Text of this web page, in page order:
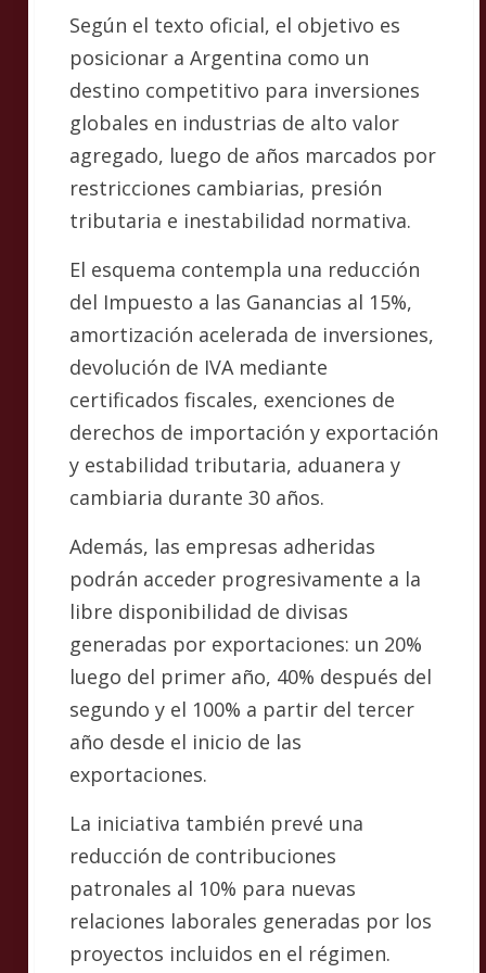
Según el texto oficial, el objetivo es
posicionar a Argentina como un
destino competitivo para inversiones
globales en industrias de alto valor
agregado, luego de años marcados por
restricciones cambiarias, presión
tributaria e inestabilidad normativa.
El esquema contempla una reducción
del Impuesto a las Ganancias al 15%,
amortización acelerada de inversiones,
devolución de IVA mediante
certificados fiscales, exenciones de
derechos de importación y exportación
y estabilidad tributaria, aduanera y
cambiaria durante 30 años.
Además, las empresas adheridas
podrán acceder progresivamente a la
libre disponibilidad de divisas
generadas por exportaciones: un 20%
luego del primer año, 40% después del
segundo y el 100% a partir del tercer
año desde el inicio de las
exportaciones.
La iniciativa también prevé una
reducción de contribuciones
patronales al 10% para nuevas
relaciones laborales generadas por los
proyectos incluidos en el régimen.